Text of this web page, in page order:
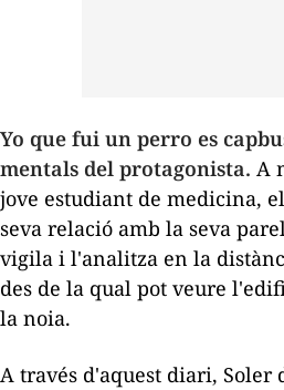
Yo que fui un perro es
mentals del protagonista. A
jove estudiant de medicina,
seva relació amb la seva
vigila i l'analitza en la
des de la qual pot veure
la noia.
A través d'aquest diari, Soler